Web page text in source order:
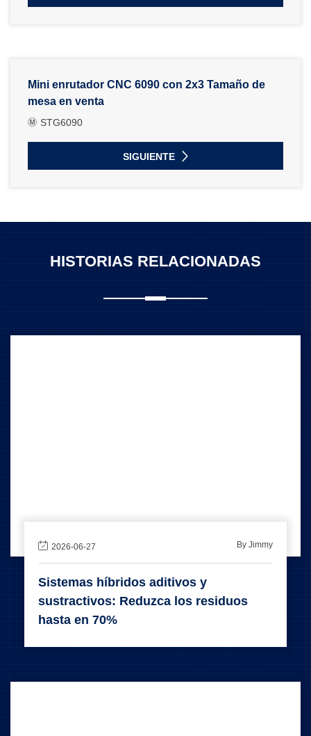
Mini enrutador CNC 6090 con 2x3 Tamaño de
mesa en venta
STG6090
SIGUIENTE
HISTORIAS RELACIONADAS
2026-06-27 By Jimmy
Sistemas híbridos aditivos y
sustractivos: Reduzca los residuos
hasta en 70%